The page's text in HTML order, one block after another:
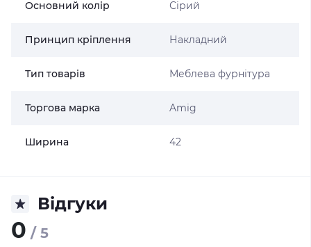
Основний колір Сірий
Принцип кріплення Накладний
Тип товарів Меблева фурнітура
Торгова марка Amig
Ширина 42
Відгуки
0 / 5